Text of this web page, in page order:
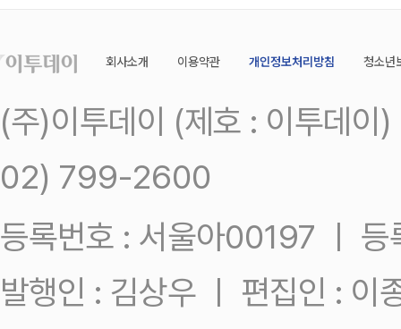
회사소개 이용약관 개인정보처리방침 청소년
(주)이투데이 (제호 : 이투데
02) 799-2600
등록번호 : 서울아00197 ㅣ
발행인 : 김상우 ㅣ 편집인 : 이